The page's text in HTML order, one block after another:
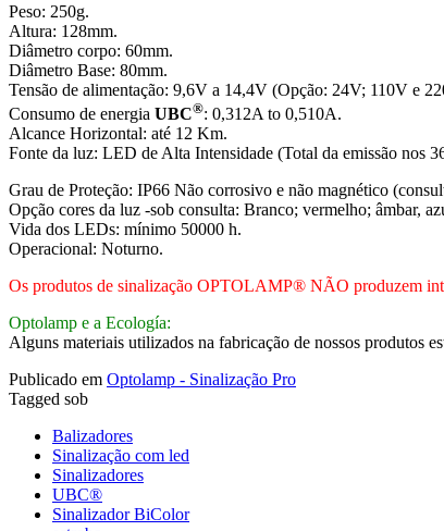
Peso: 250g.
Altura: 128mm.
Diâmetro corpo: 60mm.
Diâmetro Base: 80mm.
Tensão de alimentação: 9,6V a 14,4V (Opção: 24V; 110V e
Consumo de energia UBC®: 0,312A to 0,510A.
Alcance Horizontal: até 12 Km.
Fonte da luz: LED de Alta Intensidade (Total da emissão nos
Grau de Proteção: IP66 Não corrosivo e não magnético
Opção cores da luz -sob consulta: Branco; vermelho; âmbar,
Vida dos LEDs: mínimo 50000 h.
Operacional: Noturno.
Os produtos de sinalização OPTOLAMP® NÃO produzem
Optolamp e a Ecología:
Alguns materiais utilizados na fabricação de nossos produtos
Publicado em Optolamp - Sinalização Pro
Tagged sob
Balizadores
Sinalização com led
Sinalizadores
UBC®
Sinalizador BiColor